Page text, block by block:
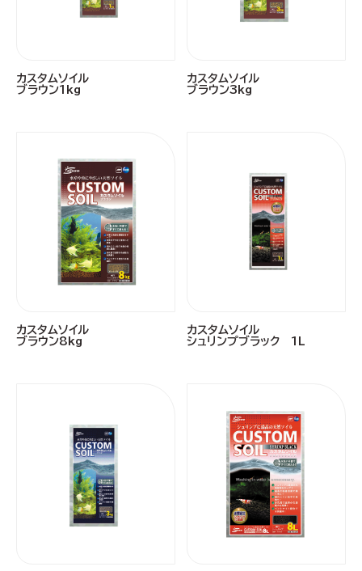
カスタムソイル
ブラウン1kg
カスタムソイル
ブラウン3kg
カスタムソイル
ブラウン8kg
カスタムソイル
シュリンプブラック 1L